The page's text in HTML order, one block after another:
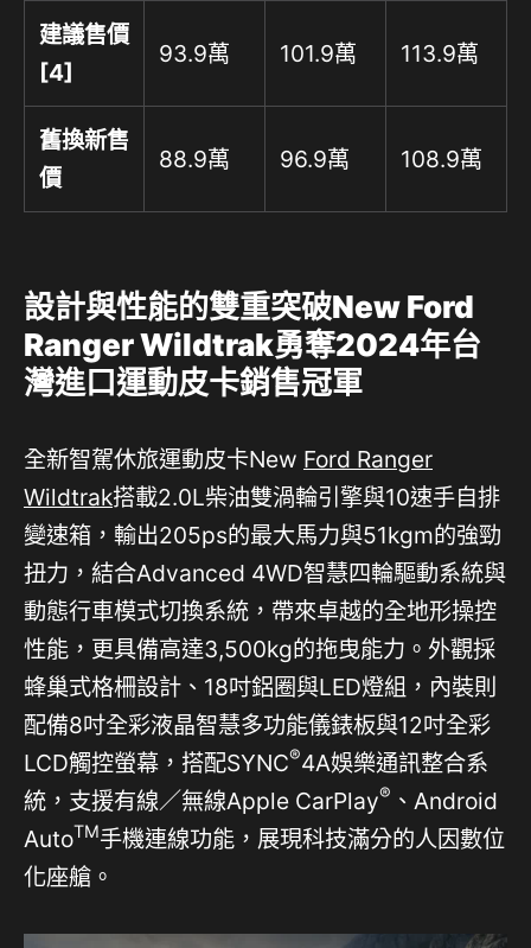
建議售價
[4]
93.9萬 101.9萬 113.9萬
舊換新售
價
88.9萬 96.9萬 108.9萬
設計與性能的雙重突破New Ford
Ranger Wildtrak勇奪2024年台
灣進口運動皮卡銷售冠軍
全新智駕休旅運動皮卡New Ford Ranger
Wildtrak搭載2.0L柴油雙渦輪引擎與10速手自排
變速箱，輸出205ps的最大馬力與51kgm的強勁
扭力，結合Advanced 4WD智慧四輪驅動系統與
動態行車模式切換系統，帶來卓越的全地形操控
性能，更具備高達3,500kg的拖曳能力。外觀採
蜂巢式格柵設計、18吋鋁圈與LED燈組，內裝則
配備8吋全彩液晶智慧多功能儀錶板與12吋全彩
LCD觸控螢幕，搭配SYNC®4A娛樂通訊整合系
統，支援有線／無線Apple CarPlay® 、Android
AutoTM手機連線功能，展現科技滿分的人因數位
化座艙。